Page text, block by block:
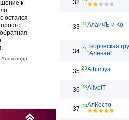
к
остался
32
33 21АлаичЪ и Ко
34 21Творческая
"Алеван"
35 23Alhimiya
36 23AliveIT
37 23АлКосто